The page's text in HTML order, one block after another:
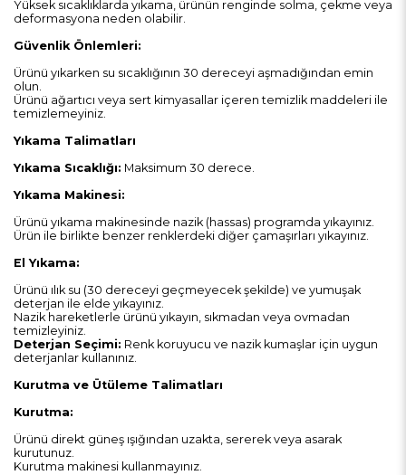
Yüksek sıcaklıklarda yıkama, ürünün renginde solma, çekme veya
deformasyona neden olabilir.
Güvenlik Önlemleri:
Ürünü yıkarken su sıcaklığının 30 dereceyi aşmadığından emin
olun.
Ürünü ağartıcı veya sert kimyasallar içeren temizlik maddeleri ile
temizlemeyiniz.
Yıkama Talimatları
Yıkama Sıcaklığı: Maksimum 30 derece.
Yıkama Makinesi:
Ürünü yıkama makinesinde nazik (hassas) programda yıkayınız.
Ürün ile birlikte benzer renklerdeki diğer çamaşırları yıkayınız.
El Yıkama:
Ürünü ılık su (30 dereceyi geçmeyecek şekilde) ve yumuşak
deterjan ile elde yıkayınız.
Nazik hareketlerle ürünü yıkayın, sıkmadan veya ovmadan
temizleyiniz.
Deterjan Seçimi: Renk koruyucu ve nazik kumaşlar için uygun
deterjanlar kullanınız.
Kurutma ve Ütüleme Talimatları
Kurutma:
Ürünü direkt güneş ışığından uzakta, sererek veya asarak
kurutunuz.
Kurutma makinesi kullanmayınız.